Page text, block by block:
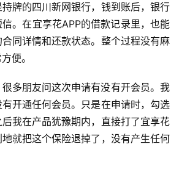
牌的四川新网银行，钱到账后，银行
。在宜享花APP的借款记录里，也能
同详情和还款状态。整个过程没有麻
便。
多朋友问这次申请有没有开会员。我
开通任何会员。只是在申请时，勾选
我在产品犹豫期内，直接打了宜享花
就把这个保险退掉了，没有产生任何